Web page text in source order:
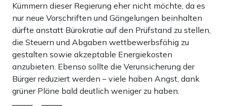
Kümmern dieser Regierung eher nicht möchte, da es
nur neue Vorschriften und Gängelungen beinhalten
dürfte anstatt Bürokratie auf den Prüfstand zu stellen,
die Steuern und Abgaben wettbewerbsfähig zu
gestalten sowie akzeptable Energiekosten
anzubieten. Ebenso sollte die Verunsicherung der
Bürger reduziert werden – viele haben Angst, dank
grüner Pläne bald deutlich weniger zu haben.